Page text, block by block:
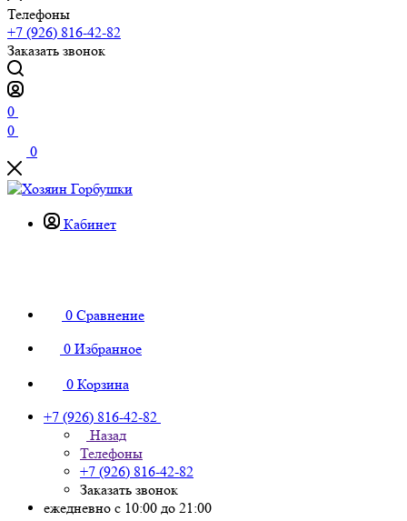
Телефоны
+7 (926) 816-42-82
Заказать звонок
0
0
0
Кабинет
0 Сравнение
0 Избранное
0 Корзина
+7 (926) 816-42-82
Назад
Телефоны
+7 (926) 816-42-82
Заказать звонок
ежедневно с 10:00 до 21:00